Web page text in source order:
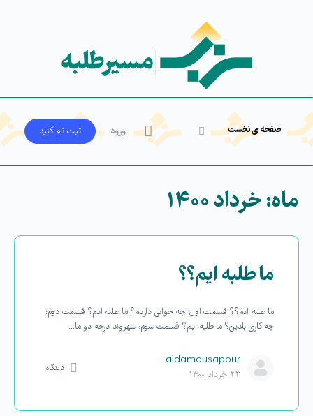
صفحه ی نخست ورود ثبت‌ نام کنید
ماه:خرداد ۱۴۰۰
ما طلبه ایم؟؟
ما طلبه ایم؟؟ قسمت اول: چه جوابی داریم؟ ما طلبه ایم؟ قسمت دوم:
چه کاری بلدین؟ ما طلبه ایم؟ قسمت سوم: شهروند درجه دو ما…
aidamousapour
۲۳ خرداد ۱۴۰۰
دیدگاه